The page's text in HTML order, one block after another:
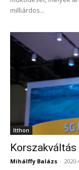
milliárdos...
Itthon
Korszakváltás
Mihálffy Balázs -